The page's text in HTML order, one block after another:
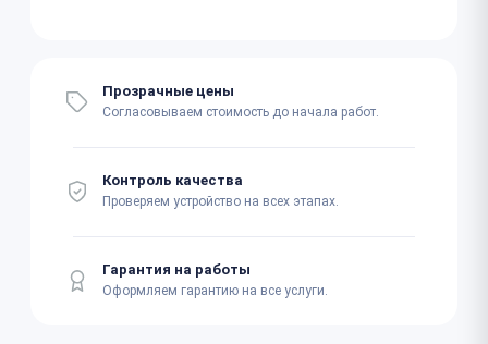
Прозрачные цены
Согласовываем стоимость до начала работ.
Контроль качества
Проверяем устройство на всех этапах.
Гарантия на работы
Оформляем гарантию на все услуги.